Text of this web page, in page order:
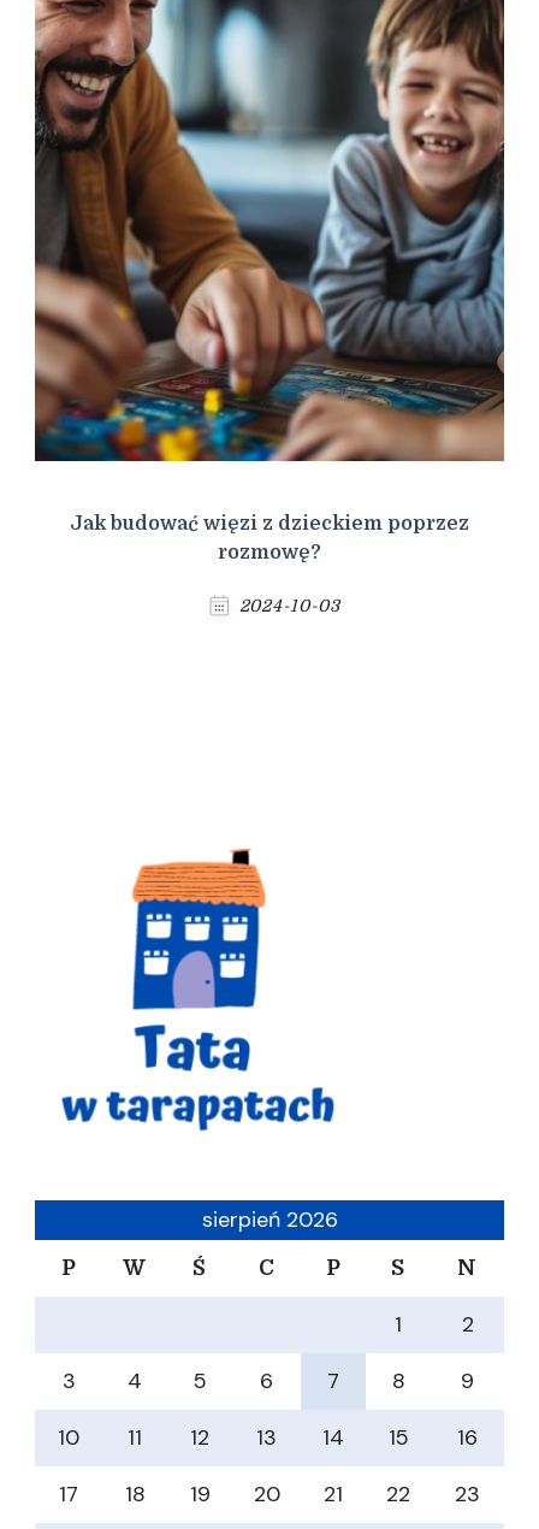
Jak budować więzi z dzieckiem poprzez
rozmowę?
2024-10-03
sierpień 2026
P W Ś C P S N
1
2
3
4 5 6 7 8
9
10
11 12 13 14 15
16
17
18 19 20 21 22 23